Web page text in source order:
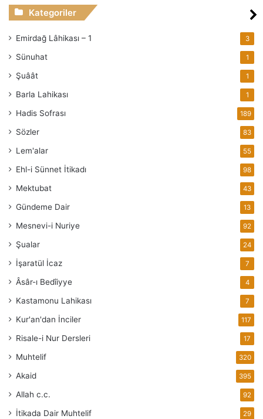
Kategoriler
Emirdağ Lâhikası – 1 3
Sünuhat 1
Şuâât 1
Barla Lahikası 1
Hadis Sofrası 189
Sözler 83
Lem'alar 55
Ehl-i Sünnet İtikadı 98
Mektubat 43
Gündeme Dair 13
Mesnevi-i Nuriye 92
Şualar 24
İşaratül İcaz 7
Âsâr-ı Bedîiyye 4
Kastamonu Lahikası 7
Kur'an'dan İnciler 117
Risale-i Nur Dersleri 17
Muhtelif 320
Akaid 395
Allah c.c. 92
İtikada Dair Muhtelif 29